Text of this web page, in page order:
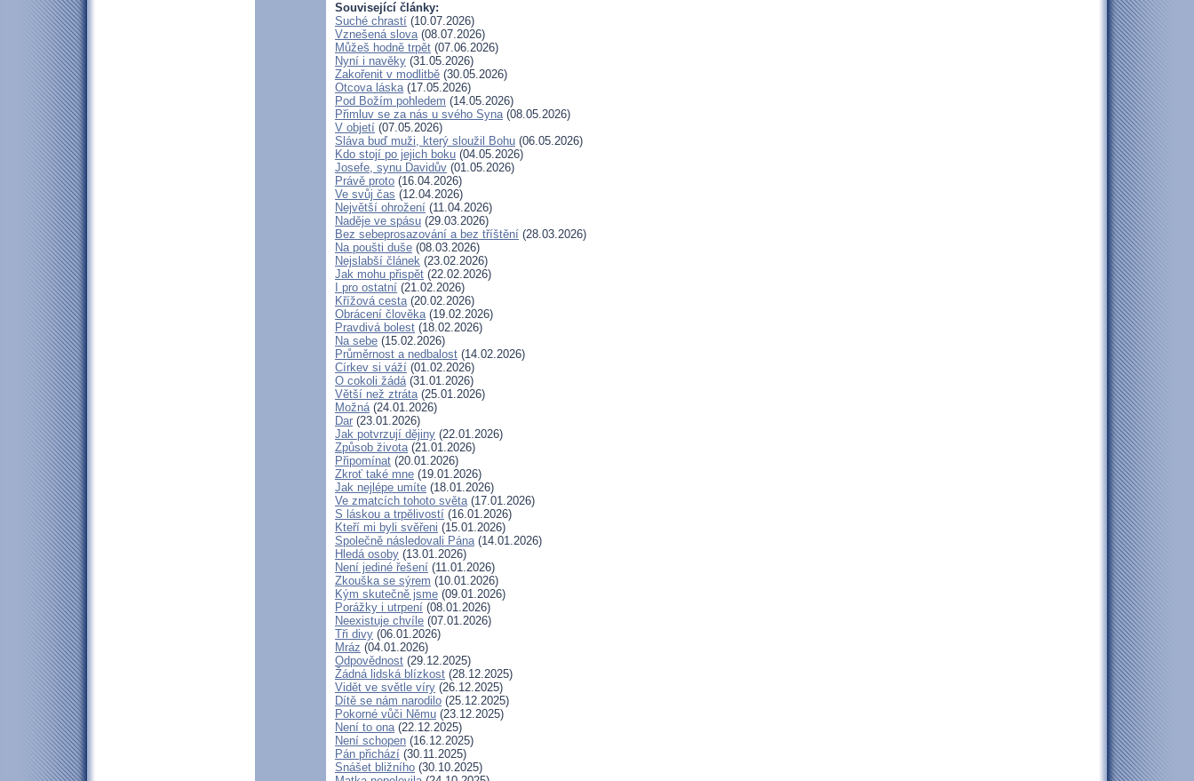
Související články:
Suché chrastí (10.07.2026)
Vznešená slova(08.07.2026)
Můžeš hodně trpět (07.06.2026)
Nyní i navěky (31.05.2026)
Zakořenit v modlitbě (30.05.2026)
Otcova láska(17.05.2026)
Pod Božím pohledem (14.05.2026)
Přimluv se za nás u svého Syna(08.05.2026)
V objetí (07.05.2026)
Sláva buď muži, který sloužil Bohu (06.05.2026)
Kdo stojí po jejich boku (04.05.2026)
Josefe, synu Davidův (01.05.2026)
Právě proto (16.04.2026)
Ve svůj čas (12.04.2026)
Největší ohrožení (11.04.2026)
Naděje ve spásu (29.03.2026)
Bez sebeprosazování a bez tříštění (28.03.2026)
Na poušti duše (08.03.2026)
Nejslabší článek (23.02.2026)
Jak mohu přispět (22.02.2026)
I pro ostatní (21.02.2026)
Křížová cesta(20.02.2026)
Obrácení člověka(19.02.2026)
Pravdivá bolest (18.02.2026)
Na sebe (15.02.2026)
Průměrnost a nedbalost (14.02.2026)
Církev si váží (01.02.2026)
O cokoli žádá(31.01.2026)
Větší než ztráta(25.01.2026)
Možná(24.01.2026)
Dar (23.01.2026)
Jak potvrzují dějiny (22.01.2026)
Způsob života(21.01.2026)
Připomínat (20.01.2026)
Zkroť také mne (19.01.2026)
Jak nejlépe umíte (18.01.2026)
Ve zmatcích tohoto světa(17.01.2026)
S láskou a trpělivostí (16.01.2026)
Kteří mi byli svěřeni (15.01.2026)
Společně následovali Pána(14.01.2026)
Hledá osoby (13.01.2026)
Není jediné řešení (11.01.2026)
Zkouška se sýrem (10.01.2026)
Kým skutečně jsme (09.01.2026)
Porážky i utrpení (08.01.2026)
Neexistuje chvíle (07.01.2026)
Tři divy (06.01.2026)
Mráz (04.01.2026)
Odpovědnost (29.12.2025)
Žádná lidská blízkost (28.12.2025)
Vidět ve světle víry (26.12.2025)
Dítě se nám narodilo (25.12.2025)
Pokorné vůči Němu (23.12.2025)
Není to ona(22.12.2025)
Není schopen (16.12.2025)
Pán přichází (30.11.2025)
Snášet bližního (30.10.2025)